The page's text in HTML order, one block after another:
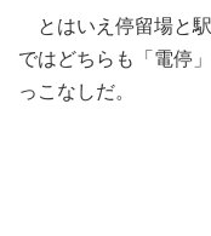
とはいえ停留場と
ではどちらも「電停
っこなしだ。